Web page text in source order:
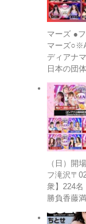
マーズ ●
マーズ
ディアナ
日本の団
（日）開
フ滝沢〒
衆】224名
勝負香藤